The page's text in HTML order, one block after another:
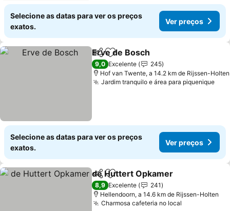
Selecione as datas para ver os preços
exatos.
Ver preços
PartilharAdicionar aos favoritos
Erve de Bosch
9,0 Excelente
245
Hof van Twente, a 14.2 km de Rijssen-Holten
Jardim tranquilo e área para piqueniqueVer
Selecione as datas para ver os preços
exatos.
Ver preços
PartilharAdicionar aos favoritos
de Huttert Opkamer
8,9 Excelente
241
Hellendoorn, a 14.6 km de Rijssen-Holten
Charmosa cafeteria no local